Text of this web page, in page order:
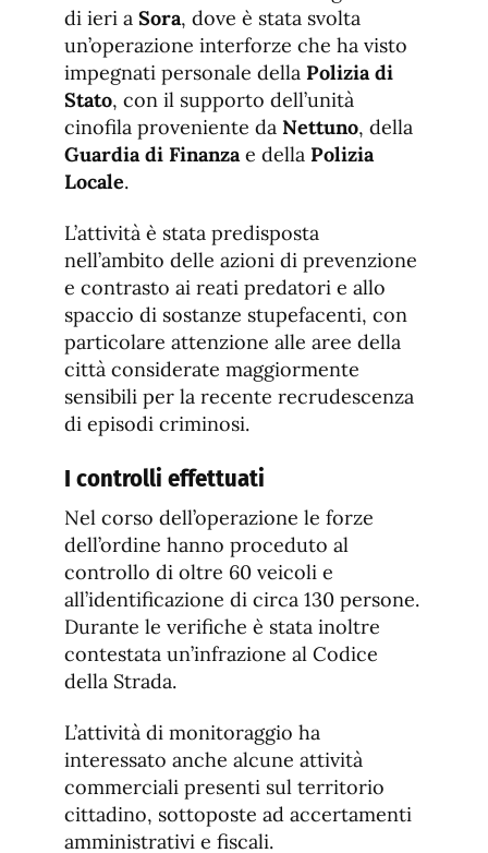
fuente.
di ieri a Sora, dove è stata svolta
un’operazione interforze che ha visto
impegnati personale della Polizia di
Stato, con il supporto dell’unità
cinofila proveniente da Nettuno, della
Guardia di Finanza e della Polizia
Locale.
L’attività è stata predisposta
nell’ambito delle azioni di prevenzione
e contrasto ai reati predatori e allo
spaccio di sostanze stupefacenti, con
particolare attenzione alle aree della
città considerate maggiormente
sensibili per la recente recrudescenza
di episodi criminosi.
I controlli effettuati
Nel corso dell’operazione le forze
dell’ordine hanno proceduto al
controllo di oltre 60 veicoli e
all’identificazione di circa 130 persone.
Durante le verifiche è stata inoltre
contestata un’infrazione al Codice
della Strada.
L’attività di monitoraggio ha
interessato anche alcune attività
commerciali presenti sul territorio
cittadino, sottoposte ad accertamenti
amministrativi e fiscali.